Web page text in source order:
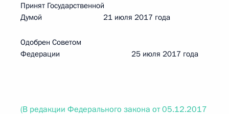
Принят Государственной
Думой 21 июля 2017 года
Одобрен Советом
Федерации 25 июля 2017 года
(В редакции Федерального закона от 05.12.2017